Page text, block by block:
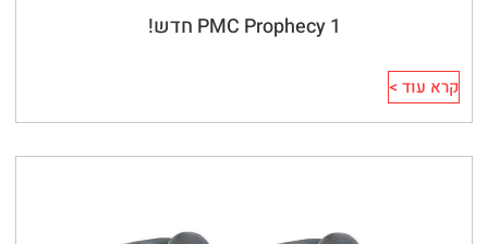
PMC Prophecy 1 חדש!
קרא עוד >